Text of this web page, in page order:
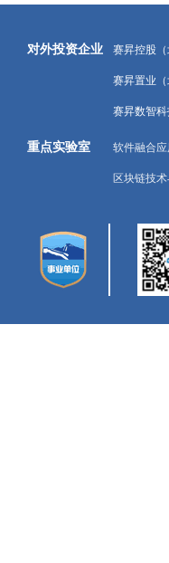
对外投资企业 赛昇控股
赛昇置业
赛昇数智
重点实验室 软件融合
区块链技